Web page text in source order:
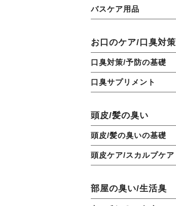
バスケア用品
お口のケア/口臭対策
口臭対策/予防の基礎
口臭サプリメント
頭皮/髪の臭い
頭皮/髪の臭いの基礎
頭皮ケア/スカルプケア
部屋の臭い/生活臭